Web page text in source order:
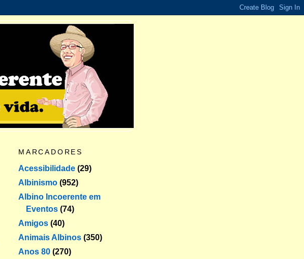
MARCADORES
Acessibilidade (29)
Albinismo (952)
Albino Incoerente em
Eventos (74)
Amigos (40)
Animais Albinos (350)
Anos 80 (270)